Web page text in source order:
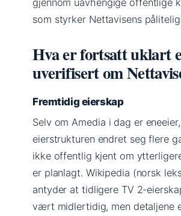
som styrker Nettavisens
Hva er fortsatt uklart
uverifisert om
Fremtidig eierskap
Selv om Amedia i dag er
eierstrukturen endret seg flere
ikke offentlig kjent om
er planlagt. Wikipedia (norsk
antyder at tidligere TV 2-
vært midlertidig, men detaljene